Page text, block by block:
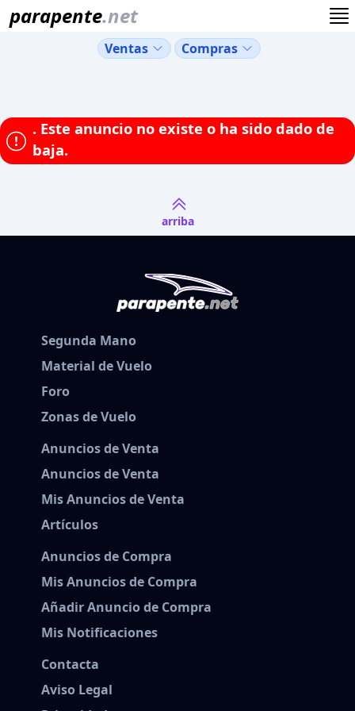
parapente.net
Ventas Compras
. Este anuncio no existe o ha sido dado de
baja.
arriba
Segunda Mano
Material de Vuelo
Foro
Zonas de Vuelo
Anuncios de Venta
Anuncios de Venta
Mis Anuncios de Venta
Artículos
Anuncios de Compra
Mis Anuncios de Compra
Añadir Anuncio de Compra
Mis Notificaciones
Contacta
Aviso Legal